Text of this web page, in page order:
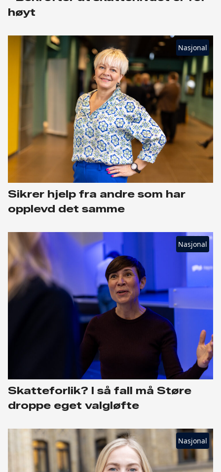
høyt
Nasjonal
Sikrer hjelp fra andre som har
opplevd det samme
Nasjonal
Skatteforlik? I så fall må Støre
droppe eget valgløfte
Nasjonal